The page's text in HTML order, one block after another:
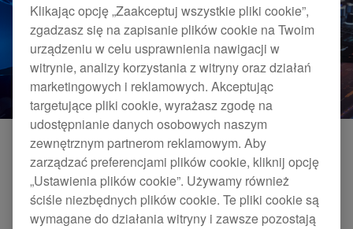
Nowe aktualizacje firmware’u do CDJ-3000 i DJS-
1000 są już dostępne.
Aktualizacje te obejmują następujące zmiany:
Klikając opcję „Zaakceptuj wszystkie pliki cookie”,
zgadzasz się na zapisanie plików cookie na Twoim
urządzeniu w celu usprawnienia nawigacji w
witrynie, analizy korzystania z witryny oraz działań
marketingowych i reklamowych. Akceptując
targetujące pliki cookie, wyrażasz zgodę na
udostępnianie danych osobowych naszym
zewnętrznym partnerom reklamowym. Aby
zarządzać preferencjami plików cookie, kliknij opcję
„Ustawienia plików cookie”. Używamy również
ściśle niezbędnych plików cookie. Te pliki cookie są
wymagane do działania witryny i zawsze pozostają